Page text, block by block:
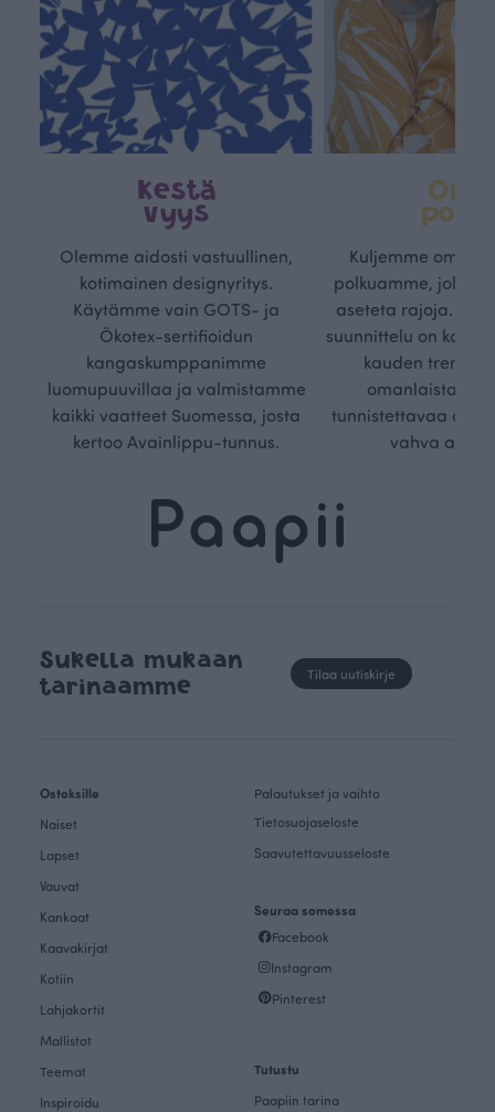
Kestä
vyys
Olemme aidosti vastuullinen,
kotimainen designyritys.
Käytämme vain GOTS- ja
Ökotex-sertifioidun
kangaskumppanimme
luomupuuvillaa ja valmistamme
kaikki vaatteet Suomessa, josta
kertoo Avainlippu-tunnus.
Oma
Kuljemme omaa,
polkuamme, jolla
aseteta rajoja.
suunnittelu on
kauden
omanlaista,
tunnistettavaa
vahva
Sukella mukaan
tarinaamme
Tilaa uutiskirje
Ostoksille
Naiset
Lapset
Vauvat
Kankaat
Kaavakirjat
Kotiin
Lahjakortit
Mallistot
Teemat
Inspiroidu
Palautukset ja vaihto
Tietosuojaseloste
Saavutettavuusseloste
Seuraa somessa
Facebook
Instagram
Pinterest
Tutustu
Paapiin tarina